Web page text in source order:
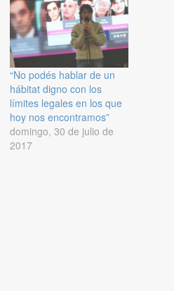
“No podés hablar de un
hábitat digno con los
límites legales en los que
hoy nos encontramos”
domingo, 30 de julio de
2017